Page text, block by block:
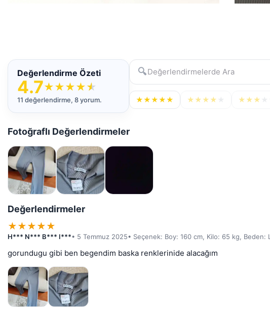
Değerlendirme Özeti
4.7★★★★★
11 değerlendirme, 8 yorum.
🔍
★★★★★ ★ ★ ★ ★ ★ ★ ★
Fotoğraflı Değerlendirmeler
Değerlendirmeler
★★★★★
H*** N*** B*** I***• 5 Temmuz 2025• Seçenek: Boy: 160 cm, Kilo: 65 kg, Beden: L
gorundugu gibi ben begendim baska renklerinide alacağım